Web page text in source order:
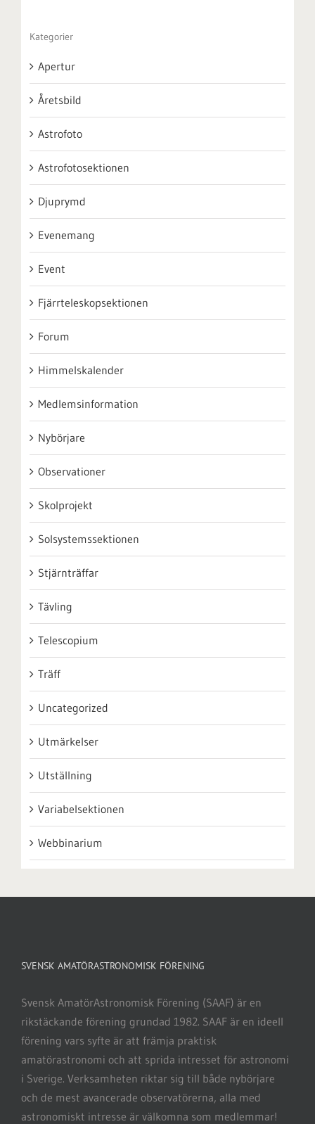
Kategorier
Apertur
Åretsbild
Astrofoto
Astrofotosektionen
Djuprymd
Evenemang
Event
Fjärrteleskopsektionen
Forum
Himmelskalender
Medlemsinformation
Nybörjare
Observationer
Skolprojekt
Solsystemssektionen
Stjärnträffar
Tävling
Telescopium
Träff
Uncategorized
Utmärkelser
Utställning
Variabelsektionen
Webbinarium
SVENSK AMATÖRASTRONOMISK FÖRENING
Svensk AmatörAstronomisk Förening (SAAF) är en
rikstäckande förening grundad 1982. SAAF är en ideell
förening vars syfte är att främja praktisk
amatörastronomi och att sprida intresset för astronomi
i Sverige. Verksamheten riktar sig till både nybörjare
och de mest avancerade observatörerna, alla med
astronomiskt intresse är välkomna som medlemmar!